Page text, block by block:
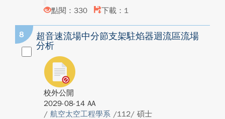
點閱：330
下載：1
8
超音速流場中分節支架駐焰器迴流區流場
分析
校外公開
2029-08-14 AA
/ 航空太空工程學系 /112/ 碩士